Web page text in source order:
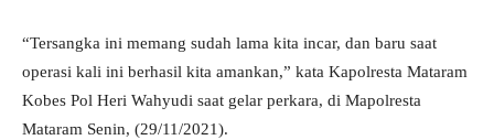
“Tersangka ini memang sudah lama kita incar, dan baru saat
operasi kali ini berhasil kita amankan,” kata Kapolresta Mataram
Kobes Pol Heri Wahyudi saat gelar perkara, di Mapolresta
Mataram Senin, (29/11/2021).